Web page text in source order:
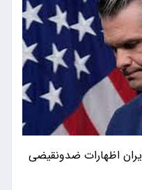
اظهارات ضدونقیضی